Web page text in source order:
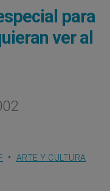
para
ver al
ARTE Y CULTURA